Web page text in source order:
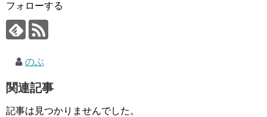
フォローする
のぶ
関連記事
記事は見つかりませんでした。